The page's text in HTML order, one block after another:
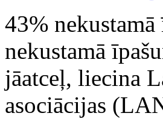
43%
nekustamā
jāatceļ, liecina
asociācijas